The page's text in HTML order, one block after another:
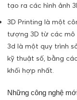
tạo ra các hình ảnh
3D Printing là một
tượng 3D từ các mô
3d là một quy trình
kỹ thuật số, bằng
khối hợp nhất.
Những công nghệ